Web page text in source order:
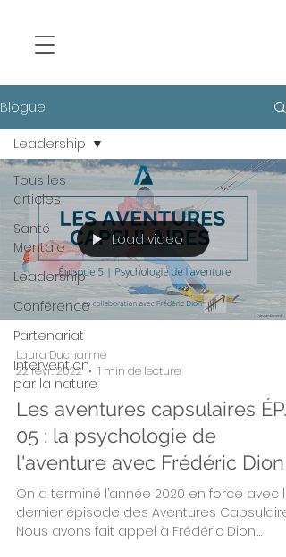
Blogue
Tous les
articles
Santé
Mentale
Leadership
Conférence
Partenariat
Intervention
par la nature
Leadership
Load video
Laura Ducharme
22 févr. 2022
1 min de lecture
Les aventures capsulaires ÉP.
05 : la psychologie de
l'aventure avec Frédéric Dion
On a terminé l’année 2020 en force avec le
dernier épisode des Aventures
Nous avons fait appel à Frédéric Dion,